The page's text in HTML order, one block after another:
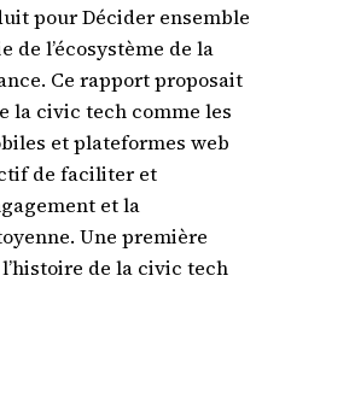
pour Décider ensemble
de l’écosystème de la
Ce rapport proposait
la civic tech comme les
et plateformes web
de faciliter et
et la
Une première
de la civic tech